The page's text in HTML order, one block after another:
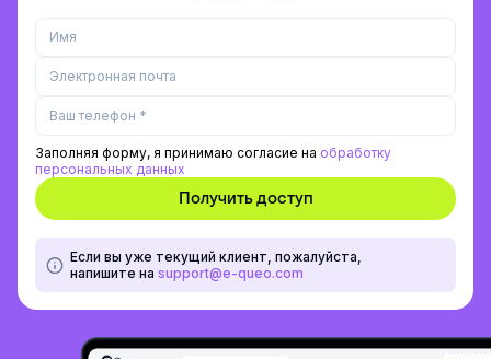
Заполняя форму, я принимаю согласие на обработку
персональных данных
Если вы уже текущий клиент, пожалуйста,
напишите на support@e-queo.com